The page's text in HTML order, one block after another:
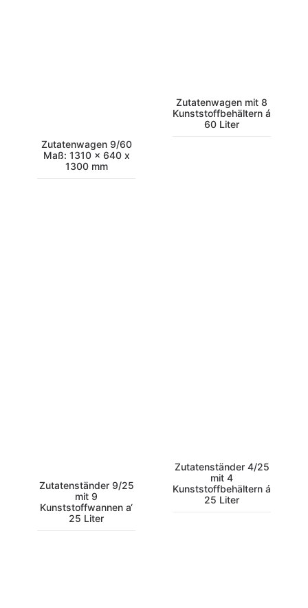
Zutatenwagen 9/60
Maß: 1310 x 640 x
1300 mm
Zutatenwagen mit 8
Kunststoffbehältern á
60 Liter
Zutatenständer 9/25
mit 9
Kunststoffwannen a‘
25 Liter
Zutatenständer 4/25
mit 4
Kunststoffbehältern á
25 Liter